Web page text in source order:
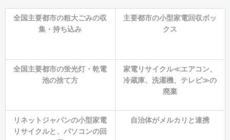
全国主要都市の粗大ごみの収
集・持ち込み
主要都市の小型家電回収ボッ
クス
全国主要都市の蛍光灯・乾電
池の捨て方
家電リサイクル≪エアコン、
冷蔵庫、洗濯機、テレビ≫の
廃棄
リネットジャパンの小型家電
リサイクルと、パソコンの回
自治体がメルカリと連携